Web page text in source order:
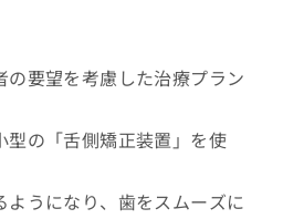
要望を考慮した治療プラン
型の「舌側矯正装置」を使
うになり、歯をスムーズに